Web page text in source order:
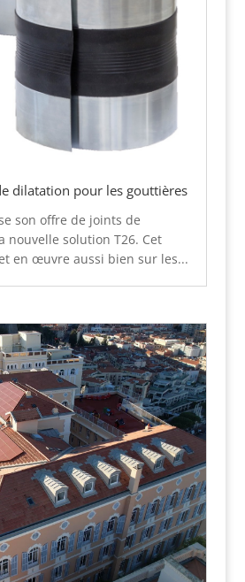
dilatation pour les gouttières
son offre de joints de
nouvelle solution T26. Cet
en œuvre aussi bien sur les...